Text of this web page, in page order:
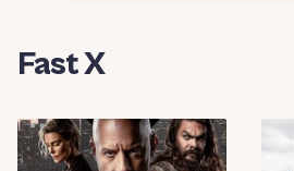
Fast X